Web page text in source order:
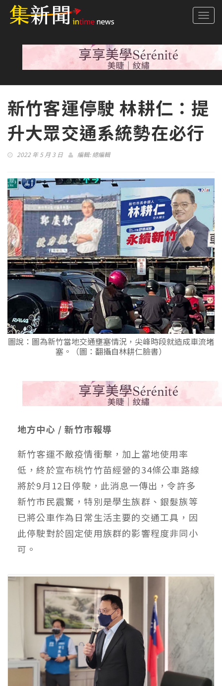
新竹客運停駛 林耕仁：提
升大眾交通系統勢在必行
2022 年 5 月 3 日 編輯:總編輯
圖說：圖為新竹當地交通壅塞情況，尖峰時段就造成車流堵
塞。（圖：翻攝自林耕仁臉書）
地方中心 / 新竹市報導
新竹客運不敵疫情衝擊，加上當地使用率
低，終於宣布桃竹竹苗經營的34條公車路線
將於9月12日停駛，此消息一傳出，令許多
新竹市民震驚，特別是學生族群、銀髮族等
已將公車作為日常生活主要的交通工具，因
此停駛對於固定使用族群的影響程度非同小
可。